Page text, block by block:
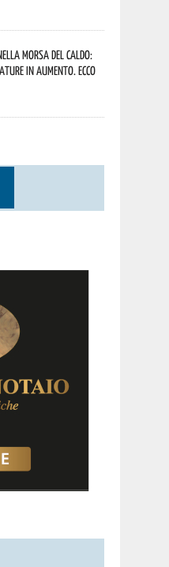
morsa del caldo:
in aumento. Ecco